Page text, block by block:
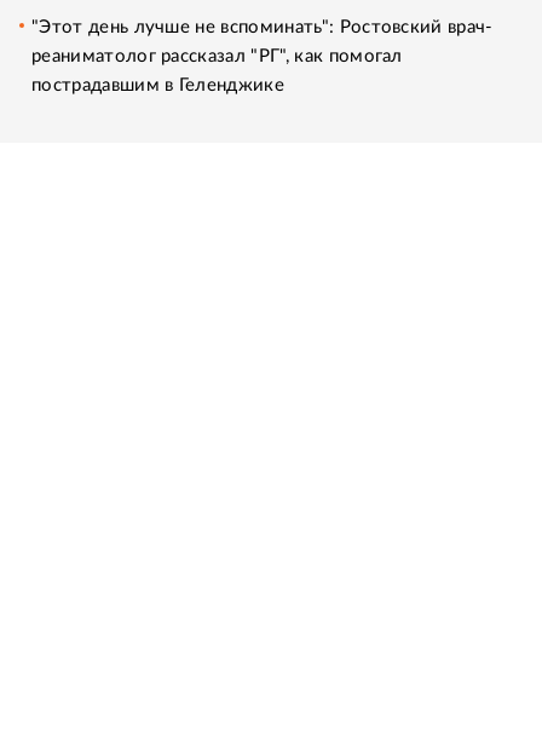
"Этот день лучше не вспоминать": Ростовский врач-
реаниматолог рассказал "РГ", как помогал
пострадавшим в Геленджике